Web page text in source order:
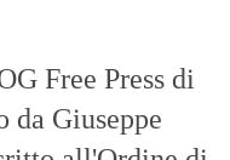
Free Press di
da Giuseppe